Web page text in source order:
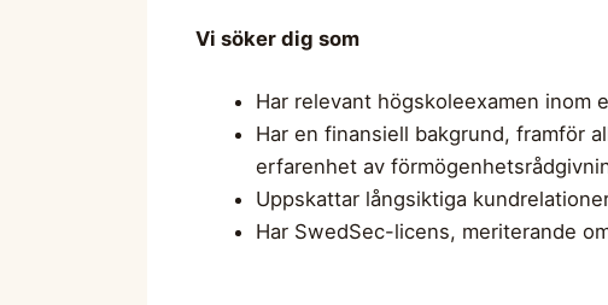
Vi söker dig som
Har relevant högskoleexamen inom
Har en finansiell bakgrund, framför
erfarenhet av
Uppskattar långsiktiga
Har SwedSec-licens, meriterande